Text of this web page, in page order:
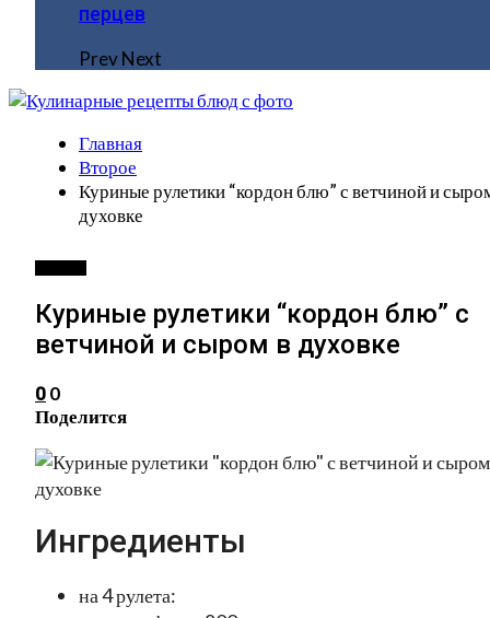
перцев
PrevNext
Главная
Второе
Куриные рулетики “кордон блю” с ветчиной и
духовке
Куриные рулетики “кордон блю” с
ветчиной и сыром в духовке
0 0
Поделится
Ингредиенты
на 4 рулета: